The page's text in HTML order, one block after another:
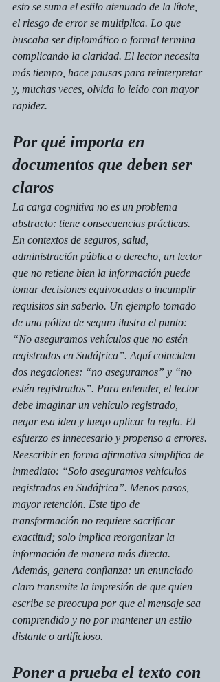
esto se suma el estilo atenuado de la lítote,
el riesgo de error se multiplica. Lo que
buscaba ser diplomático o formal termina
complicando la claridad. El lector necesita
más tiempo, hace pausas para reinterpretar
y, muchas veces, olvida lo leído con mayor
rapidez.
Por qué importa en
documentos que deben ser
claros
La carga cognitiva no es un problema
abstracto: tiene consecuencias prácticas.
En contextos de seguros, salud,
administración pública o derecho, un lector
que no retiene bien la información puede
tomar decisiones equivocadas o incumplir
requisitos sin saberlo. Un ejemplo tomado
de una póliza de seguro ilustra el punto:
“No aseguramos vehículos que no estén
registrados en Sudáfrica”. Aquí coinciden
dos negaciones: “no aseguramos” y “no
estén registrados”. Para entender, el lector
debe imaginar un vehículo registrado,
negar esa idea y luego aplicar la regla. El
esfuerzo es innecesario y propenso a errores.
Reescribir en forma afirmativa simplifica de
inmediato: “Solo aseguramos vehículos
registrados en Sudáfrica”. Menos pasos,
mayor retención. Este tipo de
transformación no requiere sacrificar
exactitud; solo implica reorganizar la
información de manera más directa.
Además, genera confianza: un enunciado
claro transmite la impresión de que quien
escribe se preocupa por que el mensaje sea
comprendido y no por mantener un estilo
distante o artificioso.
Poner a prueba el texto con